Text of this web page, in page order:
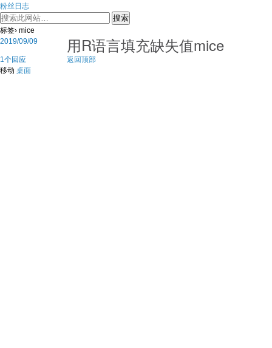
粉丝日志
标签› mice
2019/09/09
用R语言填充缺失值mice
1个回应
返回顶部
移动 桌面